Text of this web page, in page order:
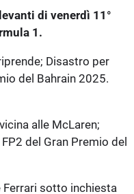
di venerdì 11°
1.
Disastro per
del Bahrain 2025.
alle McLaren;
del Gran Premio del
Ferrari sotto inchiesta